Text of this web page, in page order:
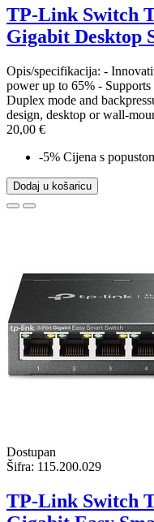
TP-Link Switch
Gigabit Desktop
Opis/specifikacija: -
power up to 65% -
Duplex mode and
design, desktop or wall-
20,00 €
-5% Cijena s
Dodaj u košaricu
Dostupan
Šifra: 115.200.029
TP-Link Switch